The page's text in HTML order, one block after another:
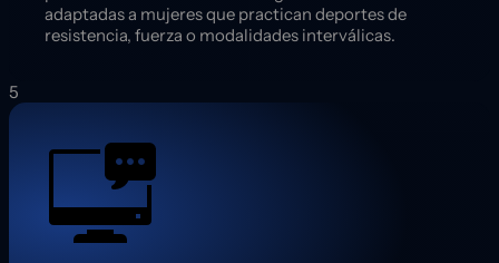
adaptadas a mujeres que practican deportes de
resistencia, fuerza o modalidades interválicas.
5